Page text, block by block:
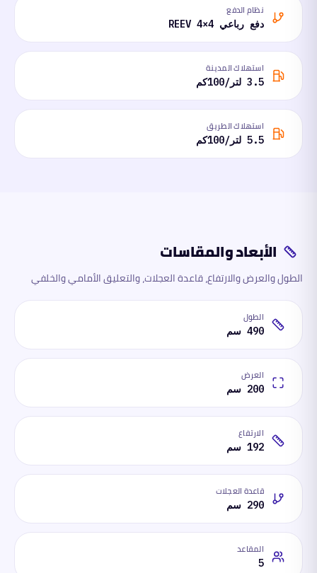
نظام الدفع
دفع رباعي 4×4 REEV
استهلاك المدينة
3.5 لتر/100كم
استهلاك الطريق
5.5 لتر/100كم
الأبعاد والمقاسات
الطول والعرض والارتفاع، قاعدة العجلات، والتعليق الأمامي والخلفي
الطول
490 سم
العرض
200 سم
الارتفاع
192 سم
قاعدة العجلات
290 سم
المقاعد
5